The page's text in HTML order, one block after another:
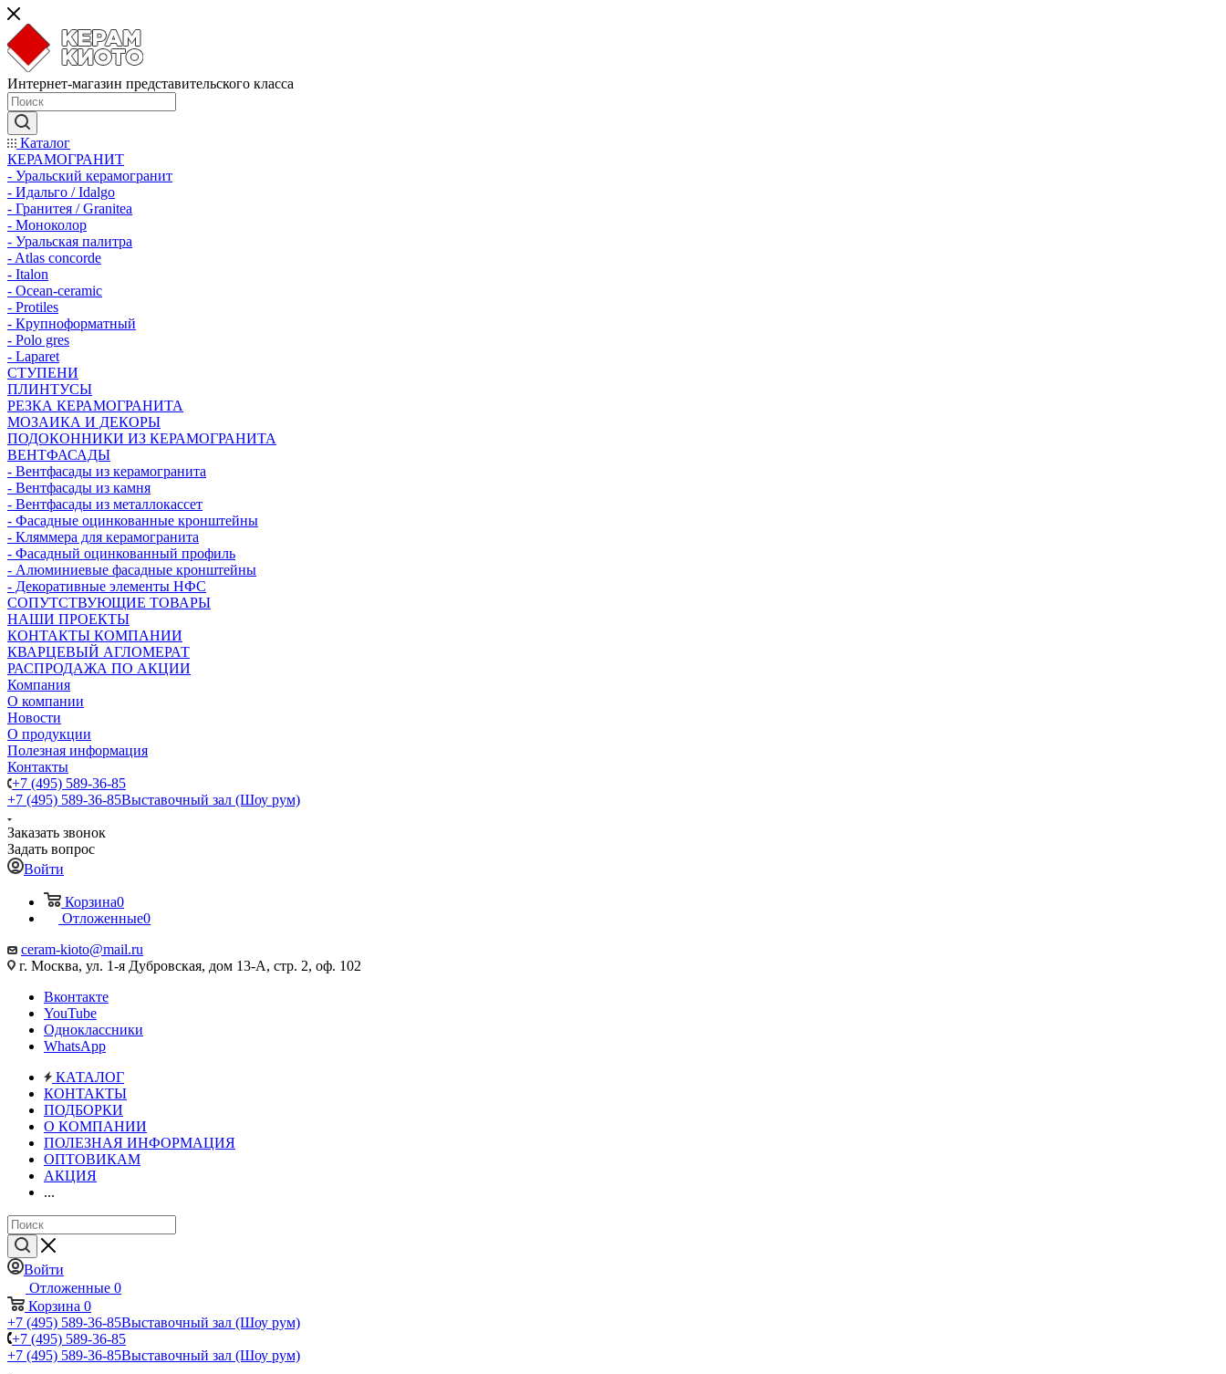
Интернет-магазин представительского класса
Каталог
КЕРАМОГРАНИТ
- Уральский керамогранит
- Идальго / Idalgo
- Гранитея / Granitea
- Моноколор
- Уральская палитра
- Atlas concorde
- Italon
- Ocean-ceramic
- Protiles
- Крупноформатный
- Polo gres
- Laparet
СТУПЕНИ
ПЛИНТУСЫ
РЕЗКА КЕРАМОГРАНИТА
МОЗАИКА И ДЕКОРЫ
ПОДОКОННИКИ ИЗ КЕРАМОГРАНИТА
ВЕНТФАСАДЫ
- Вентфасады из керамогранита
- Вентфасады из камня
- Вентфасады из металлокассет
- Фасадные оцинкованные кронштейны
- Кляммера для керамогранита
- Фасадный оцинкованный профиль
- Алюминиевые фасадные кронштейны
- Декоративные элементы НФС
СОПУТСТВУЮЩИЕ ТОВАРЫ
НАШИ ПРОЕКТЫ
КОНТАКТЫ КОМПАНИИ
КВАРЦЕВЫЙ АГЛОМЕРАТ
РАСПРОДАЖА ПО АКЦИИ
Компания
О компании
Новости
О продукции
Полезная информация
Контакты
+7 (495) 589-36-85
+7 (495) 589-36-85Выставочный зал (Шоу рум)
Заказать звонок
Задать вопрос
Войти
Корзина0
Отложенные0
ceram-kioto@mail.ru
г. Москва, ул. 1-я Дубровская, дом 13-А, стр. 2, оф. 102
Вконтакте
YouTube
Одноклассники
WhatsApp
КАТАЛОГ
КОНТАКТЫ
ПОДБОРКИ
О КОМПАНИИ
ПОЛЕЗНАЯ ИНФОРМАЦИЯ
ОПТОВИКАМ
АКЦИЯ
...
Войти
Отложенные 0
Корзина 0
+7 (495) 589-36-85Выставочный зал (Шоу рум)
+7 (495) 589-36-85
+7 (495) 589-36-85Выставочный зал (Шоу рум)